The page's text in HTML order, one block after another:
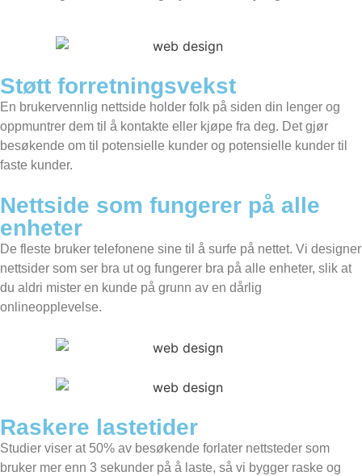
Støtt forretningsvekst
En brukervennlig nettside holder folk på siden din lenger og
oppmuntrer dem til å kontakte eller kjøpe fra deg. Det gjør
besøkende om til potensielle kunder og potensielle kunder til
faste kunder.
Nettside som fungerer på alle
enheter
De fleste bruker telefonene sine til å surfe på nettet. Vi designer
nettsider som ser bra ut og fungerer bra på alle enheter, slik at
du aldri mister en kunde på grunn av en dårlig
onlineopplevelse.
Raskere lastetider
Studier viser at 50% av besøkende forlater nettsteder som
bruker mer enn 3 sekunder på å laste, så vi bygger raske og